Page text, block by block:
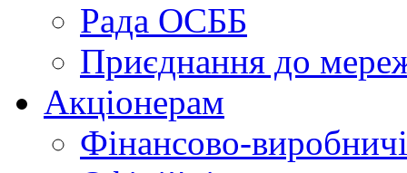
Рада ОСББ
Приєднання до
Акціонерам
Фінансово-